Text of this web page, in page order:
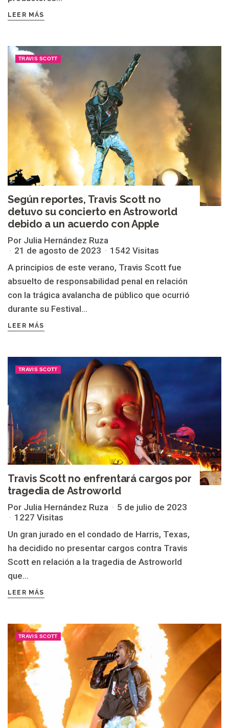
LEER MÁS
TRAVIS SCOTT
Según reportes, Travis Scott no
detuvo su concierto en Astroworld
debido a un acuerdo con Apple
Por Julia Hernández Ruza
21 de agosto de 2023
1542 Visitas
A principios de este verano, Travis Scott fue
absuelto de responsabilidad penal en relación
con la trágica avalancha de público que ocurrió
durante su Festival...
LEER MÁS
TRAVIS SCOTT
Travis Scott no enfrentará cargos por
tragedia de Astroworld
Por Julia Hernández Ruza
5 de julio de 2023
1227 Visitas
Un gran jurado en el condado de Harris, Texas,
ha decidido no presentar cargos contra Travis
Scott en relación a la tragedia de Astroworld
que...
LEER MÁS
TRAVIS SCOTT